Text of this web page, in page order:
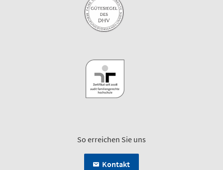
So erreichen Sie uns
Kontakt